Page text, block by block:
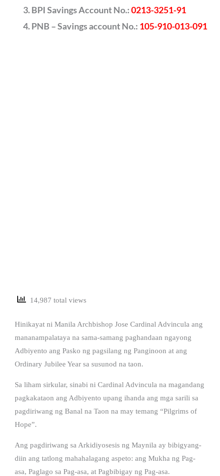
BPI Savings Account No.:0213-3251-91
PNB – Savings account No.: 105-910-013-091
14,987 total views
Hinikayat ni Manila Archbishop Jose Cardinal Advincula ang
mananampalataya na sama-samang paghandaan ngayong
Adbiyento ang Pasko ng pagsilang ng Panginoon at ang
Ordinary Jubilee Year sa susunod na taon.
Sa liham sirkular, sinabi ni Cardinal Advincula na magandang
pagkakataon ang Adbiyento upang ihanda ang mga sarili sa
pagdiriwang ng Banal na Taon na may temang “Pilgrims of
Hope”.
Ang pagdiriwang sa Arkidiyosesis ng Maynila ay bibigyang-
diin ang tatlong mahahalagang aspeto: ang Mukha ng Pag-
asa, Paglago sa Pag-asa, at Pagbibigay ng Pag-asa.